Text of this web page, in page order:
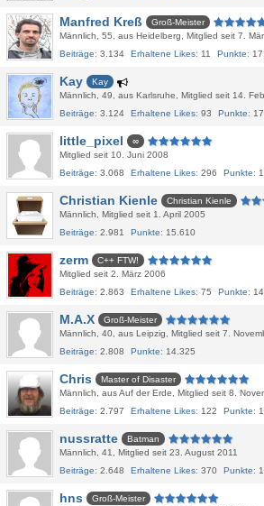
Manfred Kreß
Groß-Meister
Männlich
55 aus Heidelberg
Mitglied seit 7.
Beiträge
3.134 Erhaltene Likes 11 Punkte
Kay
Kay
Männlich
49 aus Karlsruhe
Mitglied seit 14.
Beiträge
3.124 Erhaltene Likes 93 Punkte
little_pixel
∞
Mitglied seit 10. Juni 2008
Beiträge
3.068 Erhaltene Likes 296 Punkte
Christian Kienle
Christian Kienle
Männlich
Mitglied seit 1. April 2005
Beiträge
2.981 Punkte 15.610
zerm
C++ FTW!
Mitglied seit 2. März 2006
Beiträge
2.863 Erhaltene Likes 75 Punkte
M.A.X
Groß-Meister
Männlich
40 aus Leipzig
Mitglied seit 7.
Beiträge
2.808 Punkte 14.325
Chris
Master of Disaster
Männlich
aus Auf der Erde
Mitglied seit 8.
Beiträge
2.797 Erhaltene Likes 122 Punkte
nussratte
Batman
Männlich
41
Mitglied seit 23. August 2011
Beiträge
2.648 Erhaltene Likes 370 Punkte
hns
Groß-Meister